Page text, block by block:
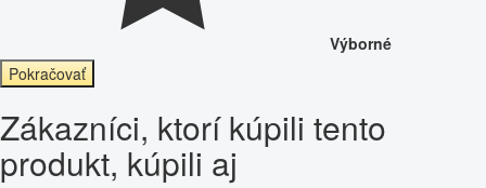
Výborné
Pokračovať
Zákazníci, ktorí kúpili tento
produkt, kúpili aj